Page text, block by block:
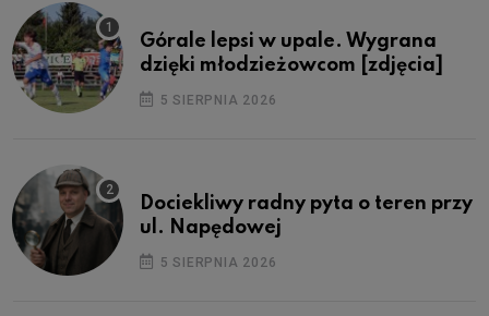
Górale lepsi w upale. Wygrana
dzięki młodzieżowcom [zdjęcia]
5 SIERPNIA 2026
Dociekliwy radny pyta o teren przy
ul. Napędowej
5 SIERPNIA 2026